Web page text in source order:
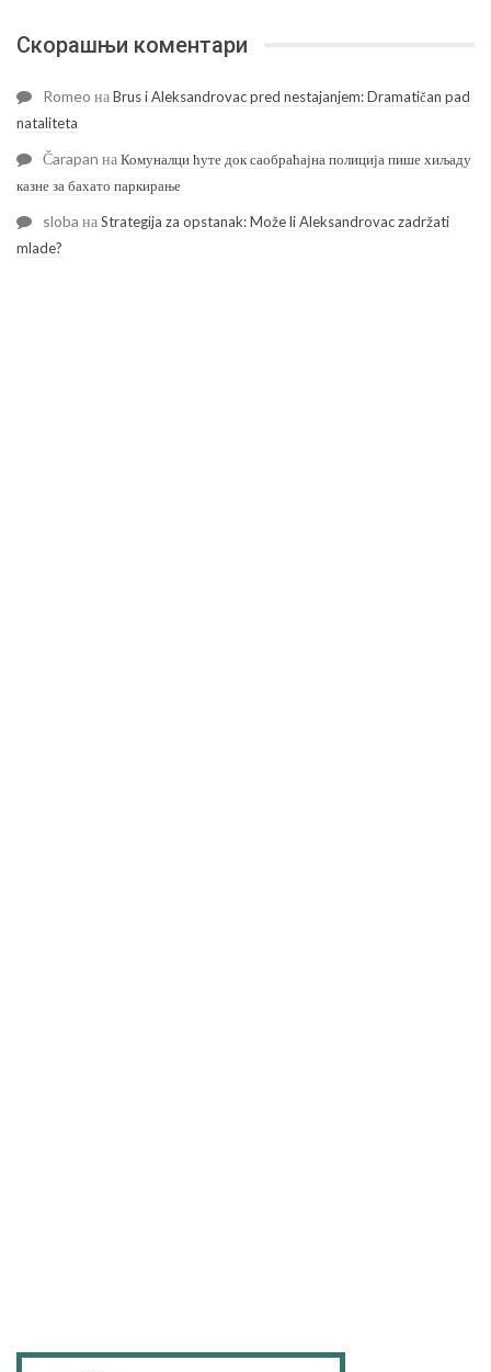
Скорашњи коментари
Romeo наBrus i Aleksandrovac pred nestajanjem: Dramatičan pad
nataliteta
Čarapan наКомуналци ћуте док саобраћајна полиција пише хиљаду
казне за бахато паркирање
sloba наStrategija za opstanak: Može li Aleksandrovac zadržati
mlade?